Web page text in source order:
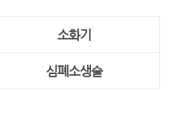
소화기
심폐소생술